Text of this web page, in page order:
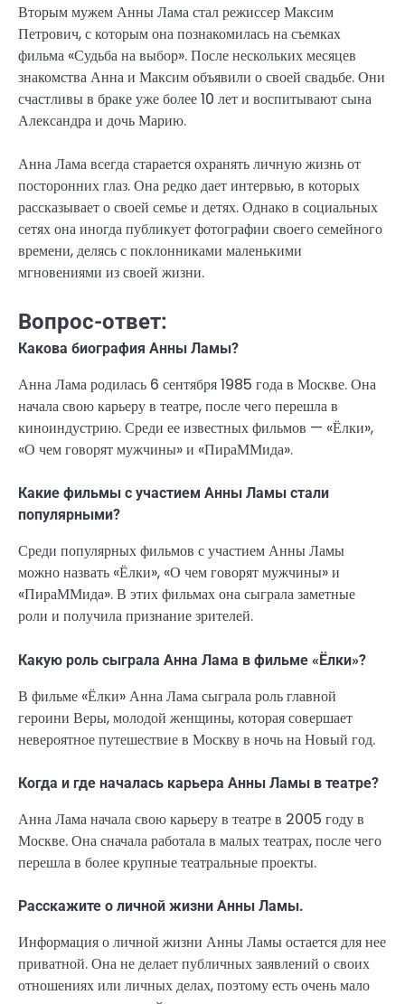
Вторым мужем Анны Лама стал режиссер Максим
Петрович, с которым она познакомилась на съемках
фильма «Судьба на выбор». После нескольких месяцев
знакомства Анна и Максим объявили о своей свадьбе. Они
счастливы в браке уже более 10 лет и воспитывают сына
Александра и дочь Марию.
Анна Лама всегда старается охранять личную жизнь от
посторонних глаз. Она редко дает интервью, в которых
рассказывает о своей семье и детях. Однако в социальных
сетях она иногда публикует фотографии своего семейного
времени, делясь с поклонниками маленькими
мгновениями из своей жизни.
Вопрос-ответ:
Какова биография Анны Ламы?
Анна Лама родилась 6 сентября 1985 года в Москве. Она
начала свою карьеру в театре, после чего перешла в
киноиндустрию. Среди ее известных фильмов — «Ёлки»,
«О чем говорят мужчины» и «ПираММида».
Какие фильмы с участием Анны Ламы стали
популярными?
Среди популярных фильмов с участием Анны Ламы
можно назвать «Ёлки», «О чем говорят мужчины» и
«ПираММида». В этих фильмах она сыграла заметные
роли и получила признание зрителей.
Какую роль сыграла Анна Лама в фильме «Ёлки»?
В фильме «Ёлки» Анна Лама сыграла роль главной
героини Веры, молодой женщины, которая совершает
невероятное путешествие в Москву в ночь на Новый год.
Когда и где началась карьера Анны Ламы в театре?
Анна Лама начала свою карьеру в театре в 2005 году в
Москве. Она сначала работала в малых театрах, после чего
перешла в более крупные театральные проекты.
Расскажите о личной жизни Анны Ламы.
Информация о личной жизни Анны Ламы остается для нее
приватной. Она не делает публичных заявлений о своих
отношениях или личных делах, поэтому есть очень мало